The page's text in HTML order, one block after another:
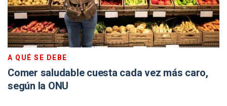
A QUÉ SE DEBE
Comer saludable cuesta cada vez más caro,
según la ONU